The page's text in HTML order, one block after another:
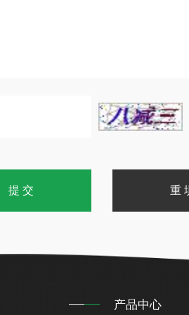
产品中心